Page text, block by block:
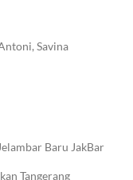
Savina
Baru JakBar
Tangerang